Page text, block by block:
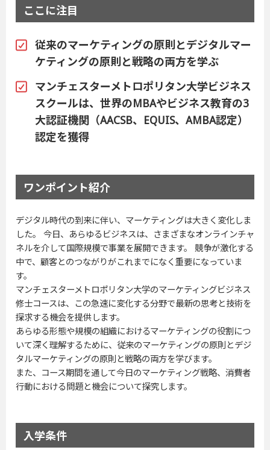
ここに注目
従来のマーケティングの原則とデジタルマー
ケティングの原則と戦略の両方を学ぶ
マンチェスターメトロポリタン大学ビジネス
スクールは、世界のMBAやビジネス教育の3
大認証機関（AACSB、EQUIS、AMBA認定）
認定を獲得
ワンポイント紹介
デジタル時代の到来に伴い、マーケティングは大きく変化しま
した。 今日、あらゆるビジネスは、さまざまなオンラインチャ
ネルを介して国際規模で事業を展開できます。 競争が激化する
中で、顧客とのつながりがこれまでになく重要になっていま
す。
マンチェスターメトロポリタン大学のマーケティングビジネス
修士コースは、この急速に変化する分野で最新の思考と技術を
探求する機会を提供します。
あらゆる形態や規模の組織におけるマーケティングの役割につ
いて深く理解するために、従来のマーケティングの原則とデジ
タルマーケティングの原則と戦略の両方を学びます。
また、コース期間を通して今日のマーケティング戦略、消費者
行動における問題と機会について探究します。
入学条件